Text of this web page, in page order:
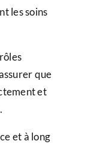
les soins
que
et
et à long